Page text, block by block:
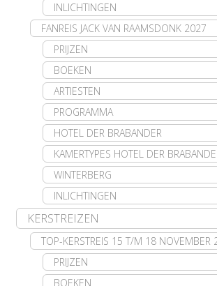
INLICHTINGEN
FANREIS JACK VAN RAAMSDONK 2027
PRIJZEN
BOEKEN
ARTIESTEN
PROGRAMMA
HOTEL DER BRABANDER
KAMERTYPES HOTEL DER
WINTERBERG
INLICHTINGEN
KERSTREIZEN
TOP-KERSTREIS 15 T/M 18 NOVEMBER
PRIJZEN
BOEKEN